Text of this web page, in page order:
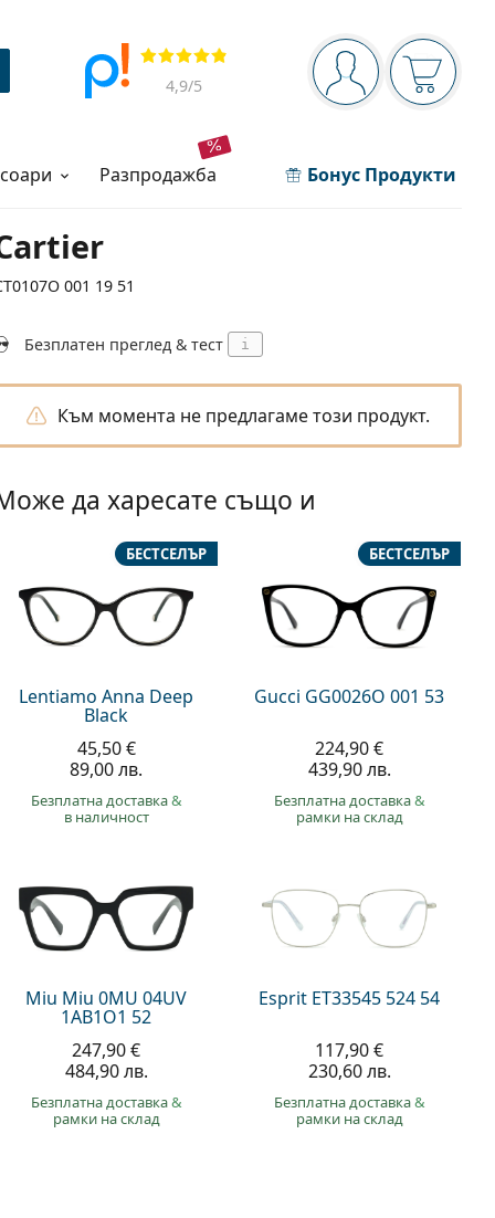
Navigation panel
Вие сте вписани
Прегледи
4,9/5
разпродажба Бонус Продукти
001 19 51
Безплатен преглед & тест i
Към момента не предлагаме този продукт.
да харесате също и
Lentiamo Anna Deep
Black
БЕСТСЕЛЪР
45,50 €
89,00 лв.
Безплатна доставка&
в наличност
Gucci GG0026O 001 53
БЕСТСЕЛЪР
224,90 €
439,90 лв.
Безплатна доставка&
рамки на склад
Miu Miu 0MU 04UV
1AB1O1 52
247,90 €
484,90 лв.
Безплатна доставка&
рамки на склад
Esprit ET33545 524 54
117,90 €
230,60 лв.
Безплатна доставка&
рамки на склад